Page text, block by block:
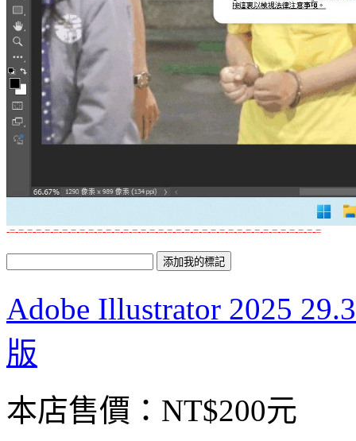
-=-=-=-=-=-=-=-=-=-=-=-=-=-=-=-=-=-=-=-=-=-=-=-=-=-=-=-=-=-=-=-=-=-=-=-=
Adobe Illustrator 2025
版
本店售價： NT$200元